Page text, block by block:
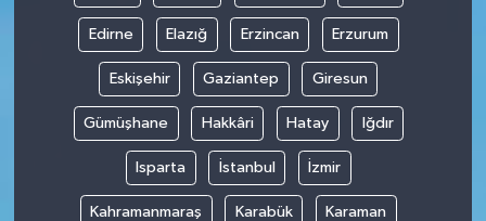
Edirne Elazığ Erzincan Erzurum
Eskişehir Gaziantep Giresun
Gümüşhane Hakkâri Hatay Iğdır
Isparta İstanbul İzmir
Kahramanmaraş Karabük Karaman